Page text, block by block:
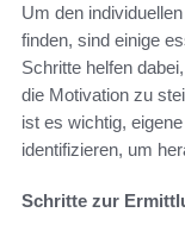
Um den
finden, sind einige
Schritte helfen
die Motivation zu
ist es wichtig,
identifizieren, um
Schritte zur